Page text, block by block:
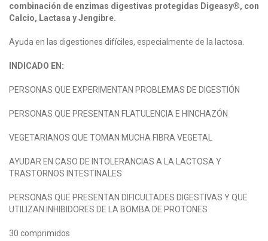
combinación de enzimas digestivas protegidas Digeasy®, con
Calcio, Lactasa y Jengibre.
Ayuda en las digestiones difíciles, especialmente de la lactosa.
INDICADO EN:
PERSONAS QUE EXPERIMENTAN PROBLEMAS DE DIGESTIÓN
PERSONAS QUE PRESENTAN FLATULENCIA E HINCHAZÓN
VEGETARIANOS QUE TOMAN MUCHA FIBRA VEGETAL
AYUDAR EN CASO DE INTOLERANCIAS A LA LACTOSA Y
TRASTORNOS INTESTINALES
PERSONAS QUE PRESENTAN DIFICULTADES DIGESTIVAS Y QUE
UTILIZAN INHIBIDORES DE LA BOMBA DE PROTONES
30 comprimidos